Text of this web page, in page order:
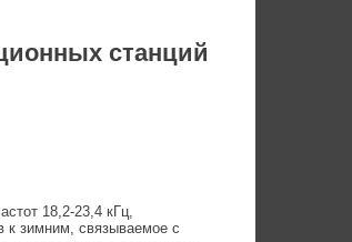
станций
18,2-23,4 кГц,
к зимним, связываемое с